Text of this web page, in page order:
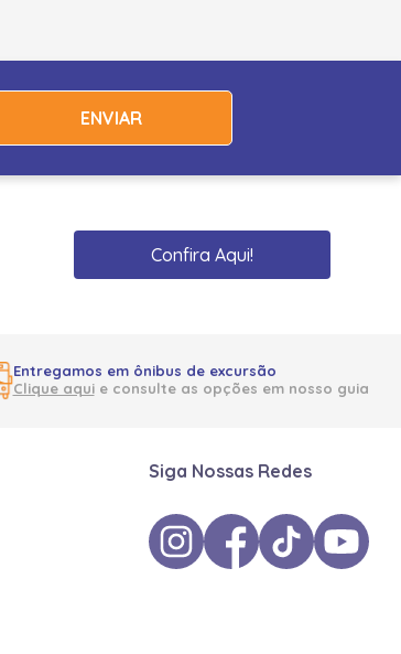
ENVIAR
Confira Aqui!
Entregamos em ônibus de excursão
Clique aquie consulte as opções em nosso guia
Siga Nossas Redes